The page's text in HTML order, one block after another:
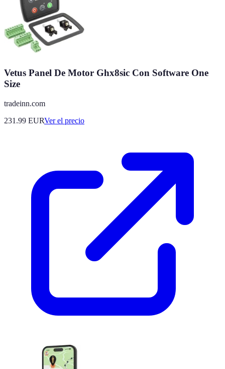
Vetus Panel De Motor Ghx8sic Con Software One
Size
tradeinn.com
231.99 EURVer el precio